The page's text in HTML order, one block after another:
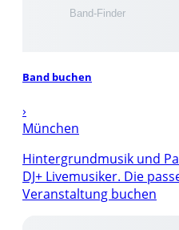
Band buchen
›
München
Hintergrundmusik und
DJ+ Livemusiker. Die
Veranstaltung buchen